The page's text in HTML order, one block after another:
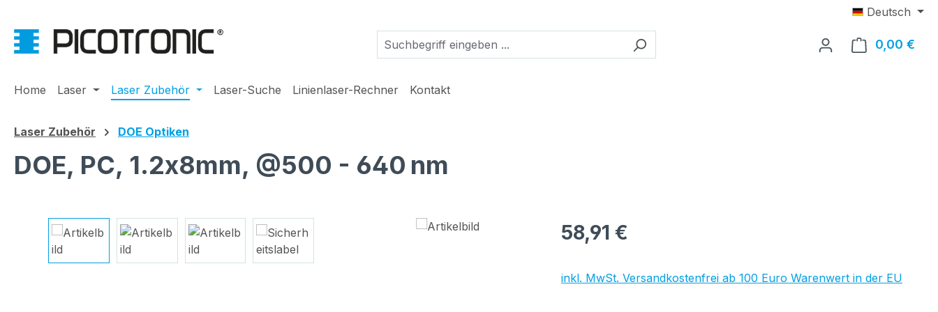
Deutsch
0,00 €
Home Laser Laser Zubehör Laser-Suche Linienlaser-Rechner Kontakt
Laser Zubehör DOE Optiken
DOE, PC, 1.2x8mm, @500 - 640 nm
Bildergalerie überspringen Regulärer Preis:
58,91 €
inkl. MwSt. Versandkostenfrei ab 100 Euro Warenwert in der EU